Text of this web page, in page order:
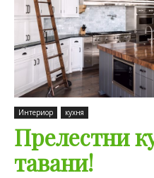
Интериор кухня
Прелестни
тавани!